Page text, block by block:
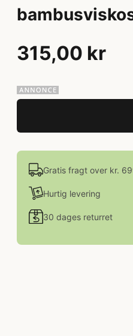
315,00 kr
Gratis fragt over kr.
Hurtig levering
30 dages returret